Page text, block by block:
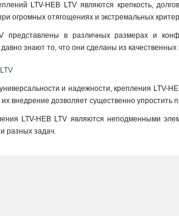
LTV-HEB LTV являются крепкость,
огромных отягощениях и экстремальных
представлены в различных размерах и
знают то, что они сделаны из
и надежности, крепления LTV-
их внедрение дозволяет существенно упростить
LTV-HEB LTV являются неподменными
разных задач.